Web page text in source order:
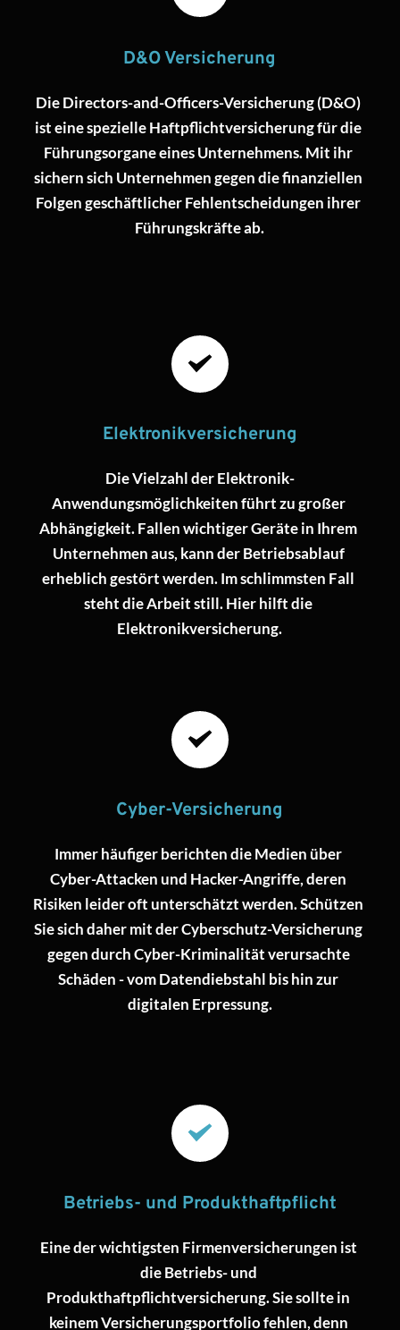
D&O Versicherung
Die Directors-and-Officers-Versicherung (D&O)
ist eine spezielle Haftpflichtversicherung für die
Führungsorgane eines Unternehmens. Mit ihr
sichern sich Unternehmen gegen die finanziellen
Folgen geschäftlicher Fehlentscheidungen ihrer
Führungskräfte ab.
Elektronikversicherung
Die Vielzahl der Elektronik-
Anwendungsmöglichkeiten führt zu großer
Abhängigkeit. Fallen wichtiger Geräte in Ihrem
Unternehmen aus, kann der Betriebsablauf
erheblich gestört werden. Im schlimmsten Fall
steht die Arbeit still. Hier hilft die
Elektronikversicherung.
Cyber-Versicherung
Immer häufiger berichten die Medien über
Cyber-Attacken und Hacker-Angriffe, deren
Risiken leider oft unterschätzt werden. Schützen
Sie sich daher mit der Cyberschutz-Versicherung
gegen durch Cyber-Kriminalität verursachte
Schäden - vom Datendiebstahl bis hin zur
digitalen Erpressung.
Betriebs- und Produkthaftpflicht
Eine der wichtigsten Firmenversicherungen ist
die Betriebs- und
Produkthaftpflichtversicherung. Sie sollte in
keinem Versicherungsportfolio fehlen, denn